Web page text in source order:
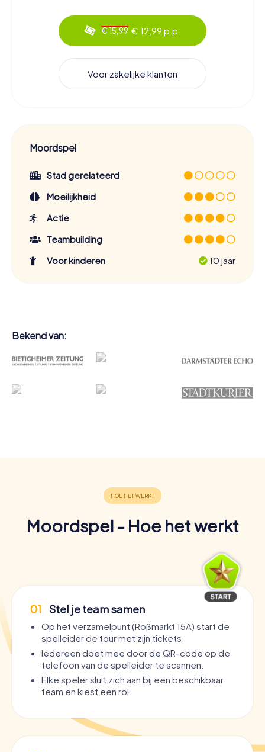
€ 15,99 € 12,99 p.p.
Voor zakelijke klanten
Moordspel
Stad gerelateerd
Moeilijkheid
Actie
Teambuilding
Voor kinderen
10 jaar
Bekend van:
Moordspel - Hoe het werkt
01 Stel je team samen
Op het verzamelpunt (Roßmarkt 15A) start de
spelleider de tour met zijn tickets.
Iedereen doet mee door de QR-code op de
telefoon van de spelleider te scannen.
Elke speler sluit zich aan bij een beschikbaar
team en kiest een rol.